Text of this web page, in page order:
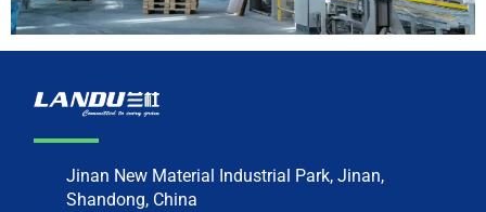
Jinan New Material Industrial Park, Jinan,
Shandong, China